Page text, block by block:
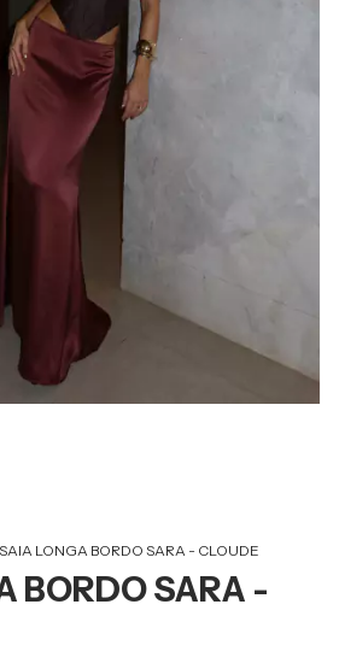
SAIA LONGA BORDO SARA - CLOUDE
BORDO SARA -